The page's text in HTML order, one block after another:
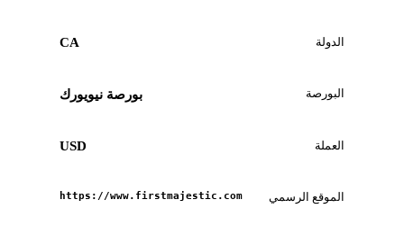
الدولة CA
البورصة بورصة نيويورك
العملة USD
الموقع الرسمي https://www.firstmajestic.com